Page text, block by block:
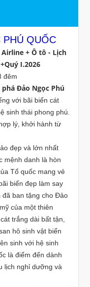
QUỐC
+ Ô tô - Lịch
I.2026
đêm
Đảo Ngọc Phú
với bãi biển cát
sinh thái phong phú.
lý, khởi hành từ
đẹp và lớn nhất
mệnh danh là hòn
Tổ quốc mang vẻ
biển đẹp làm say
đã ban tặng cho Đảo
của một thiên
trắng dài bất tận,
hô sinh vật biển
sinh với hệ sinh
là điểm đến dành
lịch nghỉ dưỡng và